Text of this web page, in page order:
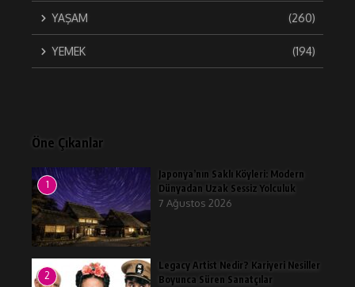
YAŞAM (260)
YEMEK (194)
Öne Çıkanlar
1
Japonya’nın Saklı Köyleri: Modern
Dünyadan Uzak Sessiz Yolculuk
7 Ağustos 2026
2
Legacy Artist Nedir? Kariyeri Nesiller
Boyunca Süren Sanatçılar